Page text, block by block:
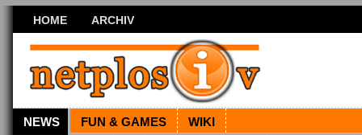
HOME ARCHIV
NEWS FUN & GAMES WIKI